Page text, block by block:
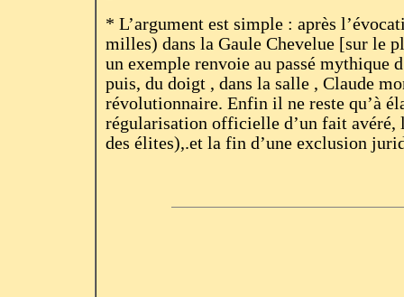
* L’argument est simple : après
milles) dans la Gaule Chevelue [sur le
un exemple renvoie au passé mythique
puis, du doigt , dans la salle , Claude
révolutionnaire. Enfin il ne reste qu’à
régularisation officielle d’un fait avéré,
des élites),.et la fin d’une exclusion